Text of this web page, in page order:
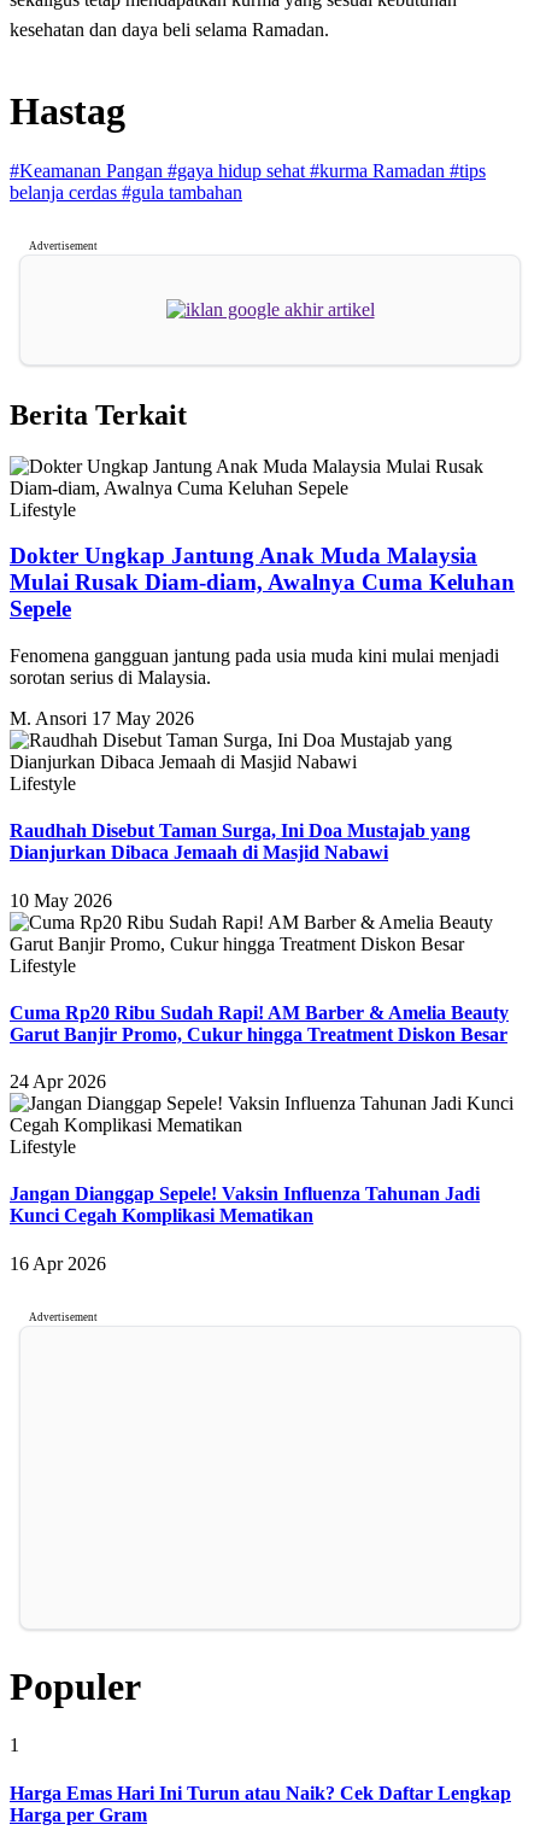
kesehatan dan daya beli selama Ramadan.
Hastag
#Keamanan Pangan #gaya hidup sehat #kurma Ramadan #tips
belanja cerdas #gula tambahan
Advertisement
Berita Terkait
Lifestyle
Dokter Ungkap Jantung Anak Muda Malaysia
Mulai Rusak Diam-diam, Awalnya Cuma Keluhan
Sepele
Fenomena gangguan jantung pada usia muda kini mulai menjadi
sorotan serius di Malaysia.
M. Ansori 17 May 2026
Lifestyle
Raudhah Disebut Taman Surga, Ini Doa Mustajab yang
Dianjurkan Dibaca Jemaah di Masjid Nabawi
10 May 2026
Lifestyle
Cuma Rp20 Ribu Sudah Rapi! AM Barber & Amelia Beauty
Garut Banjir Promo, Cukur hingga Treatment Diskon Besar
24 Apr 2026
Lifestyle
Jangan Dianggap Sepele! Vaksin Influenza Tahunan Jadi
Kunci Cegah Komplikasi Mematikan
16 Apr 2026
Advertisement
Populer
1
Harga Emas Hari Ini Turun atau Naik? Cek Daftar Lengkap
Harga per Gram